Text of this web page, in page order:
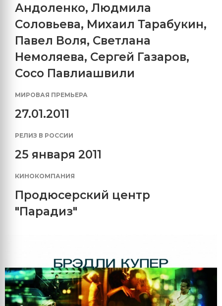
Андоленко, Людмила
Соловьева, Михаил Тарабукин,
Павел Воля, Светлана
Немоляева, Сергей Газаров,
Сосо Павлиашвили
МИРОВАЯ ПРЕМЬЕРА
27.01.2011
РЕЛИЗ В РОССИИ
25 января 2011
КИНОКОМПАНИЯ
Продюсерский центр
"Парадиз"